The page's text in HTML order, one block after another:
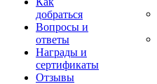
добраться
Вопросы и
ответы
Награды и
сертификаты
Отзывы